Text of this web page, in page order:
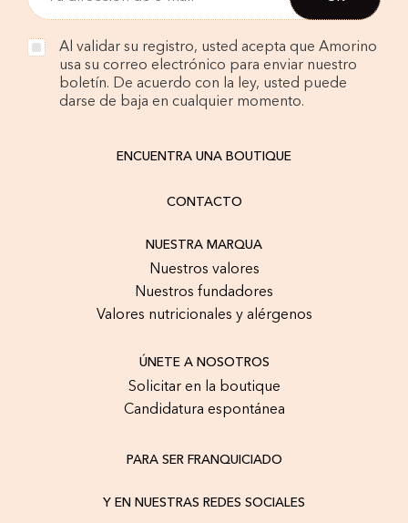
Al validar su registro, usted acepta que Amorino
usa su correo electrónico para enviar nuestro
boletín. De acuerdo con la ley, usted puede
darse de baja en cualquier momento.
ENCUENTRA UNA BOUTIQUE
CONTACTO
NUESTRA MARQUA
Nuestros valores
Nuestros fundadores
Valores nutricionales y alérgenos
ÚNETE A NOSOTROS
Solicitar en la boutique
Candidatura espontánea
PARA SER FRANQUICIADO
Y EN NUESTRAS REDES SOCIALES